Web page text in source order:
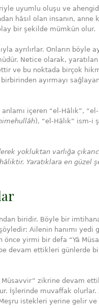
uyumlu oluşu ve
hâsıl olan insanın, anne
bir şekilde mümkün olur.
ayrılırlar. Onların böyle
Netice olarak,
ve bu noktada birçok
ayırmayı
içeren “el-Hâlık”,
), “el-Hâlık” ism-i
yokluktan varlığa
Yaratıklara en güzel
biridir. Böyle bir
Ailenin hanımı yedi
önce yirmi bir defa “Yâ
devam ettikleri günlerde
Müsavvir” zikrine devam
İşlerinde muvaffak olurlar.
istekleri yerine gelir ve